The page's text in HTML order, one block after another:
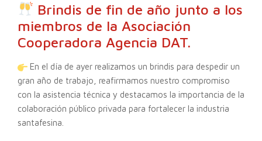
Brindis de fin de año junto a los
miembros de la Asociación
Cooperadora Agencia DAT.
En el día de ayer realizamos un brindis para despedir un
gran año de trabajo, reafirmamos nuestro compromiso
con la asistencia técnica y destacamos la importancia de la
colaboración público privada para fortalecer la industria
santafesina.